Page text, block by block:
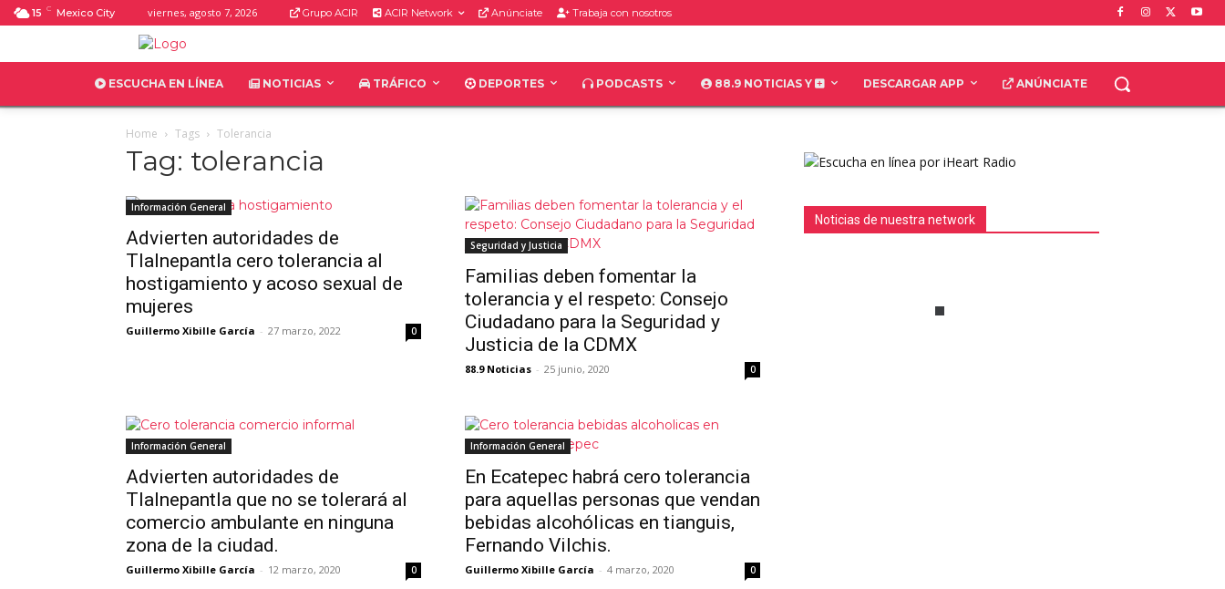
15 C Mexico City viernes, agosto 7, 2026 Grupo ACIR ACIR Network Anúnciate Trabaja con nosotros
ESCUCHA EN LÍNEA NOTICIAS TRÁFICO DEPORTES PODCASTS 88.9 NOTICIAS Y DESCARGAR APP ANÚNCIATE
Home Tags Tolerancia
Tag: tolerancia
Información General
Advierten autoridades de
Tlalnepantla cero tolerancia al
hostigamiento y acoso sexual de
mujeres
Guillermo Xibille García - 27 marzo, 2022 0
Seguridad y Justicia
Familias deben fomentar la
tolerancia y el respeto: Consejo
Ciudadano para la Seguridad y
Justicia de la CDMX
88.9 Noticias - 25 junio, 2020 0
Información General
Advierten autoridades de
Tlalnepantla que no se tolerará al
comercio ambulante en ninguna
zona de la ciudad.
Guillermo Xibille García - 12 marzo, 2020 0
Información General
En Ecatepec habrá cero tolerancia
para aquellas personas que vendan
bebidas alcohólicas en tianguis,
Fernando Vilchis.
Guillermo Xibille García - 4 marzo, 2020 0
Noticias de nuestra network